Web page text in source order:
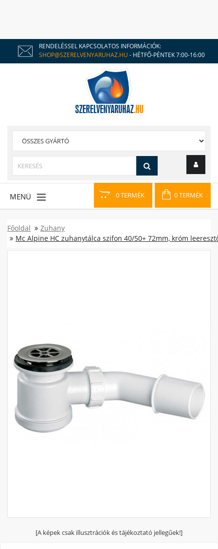
RENDELÉSSEL KAPCSOLATOS INFORMÁCIÓK:
SHOP@SZERELVENYARUHAZ.HU - HÉTFŐ-PÉNTEK 7:00-16:00
0 TERMÉK 0 TERMÉK
MENÜ
Főoldal
Zuhany
Mc Alpine HC zuhanytálca szifon 40/50+ 72mm, króm
[A képek csak illusztrációk és tájékoztató jellegűek!]